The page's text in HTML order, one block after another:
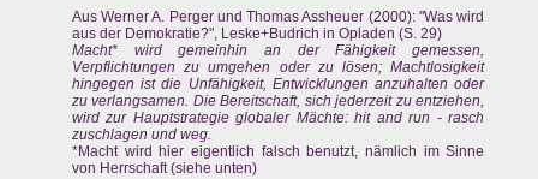
Aus Werner A. Perger und Thomas Assheuer (2000): "Was wird
aus der Demokratie?", Leske+Budrich in Opladen (S. 29)
Macht* wird gemeinhin an der Fähigkeit gemessen,
Verpflichtungen zu umgehen oder zu lösen; Machtlosigkeit
hingegen ist die Unfähigkeit, Entwicklungen anzuhalten oder
zu verlangsamen. Die Bereitschaft, sich jederzeit zu entziehen,
wird zur Hauptstrategie globaler Mächte: hit and run - rasch
zuschlagen und weg.
*Macht wird hier eigentlich falsch benutzt, nämlich im Sinne
von Herrschaft (siehe unten)